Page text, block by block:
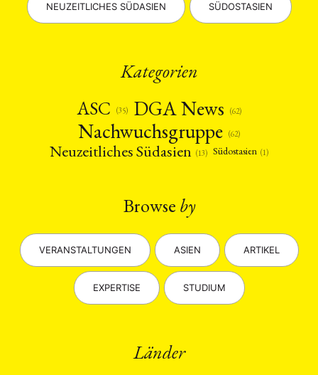
NEUZEITLICHES SÜDASIEN SÜDOSTASIEN
Kategorien
ASC
(35) DGA News (62)
Nachwuchsgruppe (62)
Neuzeitliches Südasien (13) Südostasien (1)
Browse by
VERANSTALTUNGEN ASIEN ARTIKEL
EXPERTISE STUDIUM
Länder